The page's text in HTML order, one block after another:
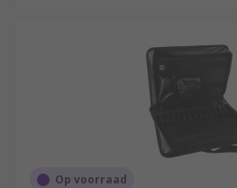
Op voorraad